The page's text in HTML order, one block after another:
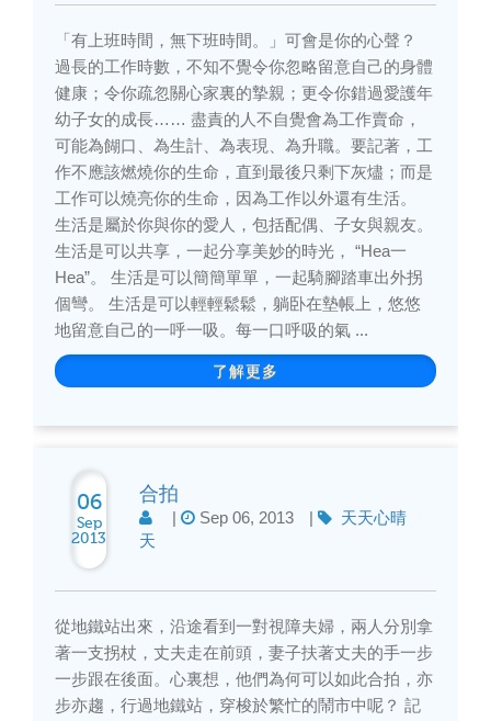
「有上班時間，無下班時間。」可會是你的心聲？
過長的工作時數，不知不覺令你忽略留意自己的身體
健康；令你疏忽關心家裏的摯親；更令你錯過愛護年
幼子女的成長…… 盡責的人不自覺會為工作賣命，
可能為餬口、為生計、為表現、為升職。要記著，工
作不應該燃燒你的生命，直到最後只剩下灰燼；而是
工作可以燒亮你的生命，因為工作以外還有生活。
生活是屬於你與你的愛人，包括配偶、子女與親友。
生活是可以共享，一起分享美妙的時光， “Hea一
Hea”。 生活是可以簡簡單單，一起騎腳踏車出外拐
個彎。 生活是可以輕輕鬆鬆，躺卧在墊帳上，悠悠
地留意自己的一呼一吸。每一口呼吸的氣 ...
了解更多
06
Sep
2013
合拍
| Sep 06, 2013 |
天天心晴
天
從地鐵站出來，沿途看到一對視障夫婦，兩人分別拿
著一支拐杖，丈夫走在前頭，妻子扶著丈夫的手一步
一步跟在後面。心裏想，他們為何可以如此合拍，亦
步亦趨，行過地鐵站，穿梭於繁忙的鬧市中呢？ 記